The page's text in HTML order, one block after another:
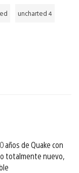
uncharted 4
años de Quake con
totalmente nuevo,